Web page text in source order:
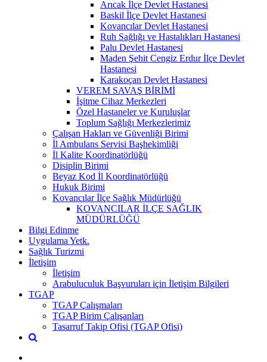
Arıcak İlçe Devlet Hastanesi
Baskil İlçe Devlet Hastanesi
Kovancılar Devlet Hastanesi
Ruh Sağlığı ve Hastalıkları Hastanesi
Palu Devlet Hastanesi
Maden Şehit Cengiz Erdur İlçe Devlet
Hastanesi
Karakoçan Devlet Hastanesi
VEREM SAVAŞ BİRİMİ
İşitme Cihaz Merkezleri
Özel Hastaneler ve Kuruluşlar
Toplum Sağlığı Merkezlerimiz
Çalışan Hakları ve Güvenliği Birimi
İl Ambulans Servisi Başhekimliği
İl Kalite Koordinatörlüğü
Disiplin Birimi
Beyaz Kod İl Koordinatörlüğü
Hukuk Birimi
Kovancılar İlçe Sağlık Müdürlüğü
KOVANCILAR İLÇE SAĞLIK
MÜDÜRLÜĞÜ
Bilgi Edinme
Uygulama Yetk.
Sağlık Turizmi
İletişim
İletişim
Arabuluculuk Başvuruları için İletişim Bilgileri
TGAP
TGAP Çalışmaları
TGAP Birim Çalışanları
Tasarruf Takip Ofisi (TGAP Ofisi)